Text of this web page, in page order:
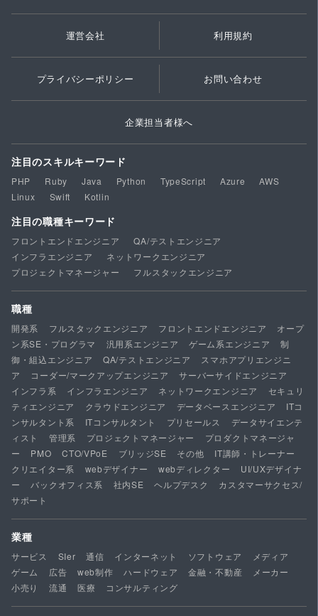
運営会社 利用規約
プライバシーポリシー お問い合わせ
企業担当者様へ
注目のスキルキーワード
PHP Ruby Java Python TypeScript Azure
AWS
Linux
Swift Kotlin
注目の職種キーワード
フロントエンドエンジニア
QA/テストエンジニア
インフラエンジニア
ネットワークエンジニア
プロジェクトマネージャー
フルスタックエンジニア
職種
開発系 フルスタックエンジニア フロントエンドエンジニア
オープ
ン系SE・プログラマ
汎用系エンジニア ゲーム系エンジニア
制
御・組込エンジニア
QA/テストエンジニア
スマホアプリエンジニ
ア
コーダー/マークアップエンジニア
サーバーサイドエンジニア
インフラ系
インフラエンジニア ネットワークエンジニア
セキュリ
ティエンジニア
クラウドエンジニア データベースエンジニア
ITコ
ンサルタント系
ITコンサルタント プリセールス
データサイエンテ
ィスト
管理系 プロジェクトマネージャー
プロダクトマネージャ
ー
PMO CTO/VPoE ブリッジSE その他
IT講師・トレーナー
クリエイター系
webデザイナー webディレクター
UI/UXデザイナ
ー
バックオフィス系 社内SE ヘルプデスク
カスタマーサクセス/
サポート
業種
サービス SIer 通信 インターネット ソフトウェア
メディア
ゲーム
広告 web制作 ハードウェア 金融・不動産
メーカー
小売り
流通 医療 コンサルティング